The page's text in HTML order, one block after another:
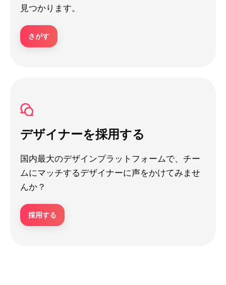
見つかります。
さがす
デザイナーを採用する
国内最大のデザインプラットフォームで、チー
ムにマッチするデザイナーに声をかけてみませ
んか？
採用する